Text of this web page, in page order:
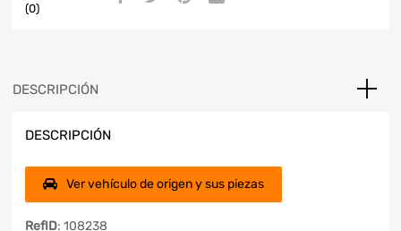
(0)
DESCRIPCIÓN
DESCRIPCIÓN
Ver vehículo de origen y sus piezas
RefID: 108238